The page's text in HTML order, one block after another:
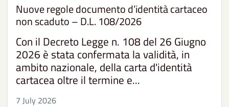
Nuove regole documento d’identità cartaceo
non scaduto – D.L. 108/2026
Con il Decreto Legge n. 108 del 26 Giugno
2026 è stata confermata la validità, in
ambito nazionale, della carta d'identità
cartacea oltre il termine e...
7 July 2026